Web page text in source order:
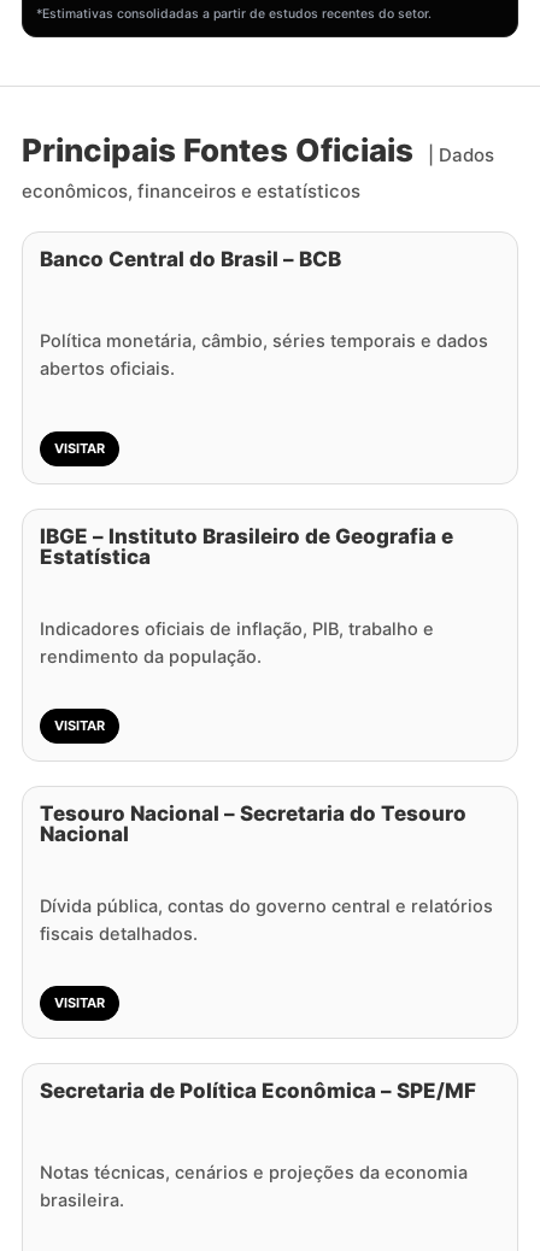
*Estimativas consolidadas a partir de estudos recentes do setor.
Principais Fontes Oficiais
| Dados
econômicos, financeiros e estatísticos
Banco Central do Brasil – BCB
Política monetária, câmbio, séries temporais e dados
abertos oficiais.
VISITAR
IBGE – Instituto Brasileiro de Geografia e
Estatística
Indicadores oficiais de inflação, PIB, trabalho e
rendimento da população.
VISITAR
Tesouro Nacional – Secretaria do Tesouro
Nacional
Dívida pública, contas do governo central e relatórios
fiscais detalhados.
VISITAR
Secretaria de Política Econômica – SPE/MF
Notas técnicas, cenários e projeções da economia
brasileira.